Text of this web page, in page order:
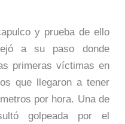
y prueba de ello
a su paso donde
primeras víctimas en
que llegaron a tener
por hora. Una de
golpeada por el